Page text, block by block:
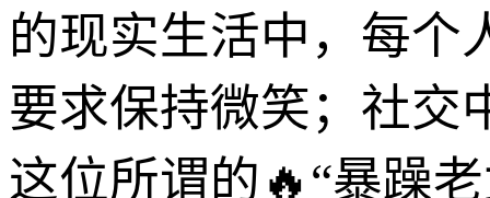
的现实生活中，每个
要求保持微笑；社交
这位所谓的🔥“暴躁